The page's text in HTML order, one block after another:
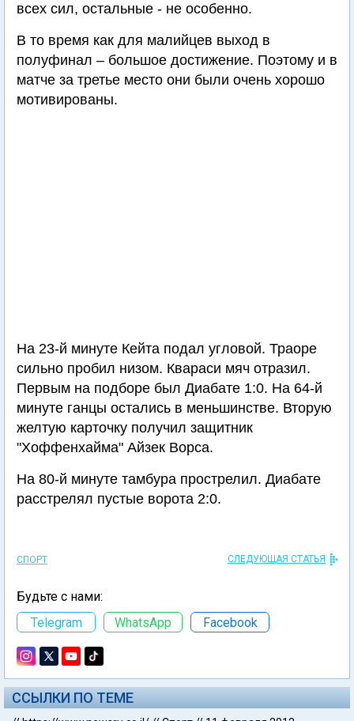
всех сил, остальные - не особенно.
В то время как для малийцев выход в
полуфинал – большое достижение. Поэтому и в
матче за третье место они были очень хорошо
мотивированы.
На 23-й минуте Кейта подал угловой. Траоре
сильно пробил низом. Квараси мяч отразил.
Первым на подборе был Диабате 1:0. На 64-й
минуте ганцы остались в меньшинстве. Вторую
желтую карточку получил защитник
"Хоффенхайма" Айзек Ворса.
На 80-й минуте тамбура прострелил. Диабате
расстрелял пустые ворота 2:0.
СПОРТ СЛЕДУЮЩАЯ СТАТЬЯ
Будьте с нами:
Telegram
WhatsApp Facebook
ССЫЛКИ ПО ТЕМЕ